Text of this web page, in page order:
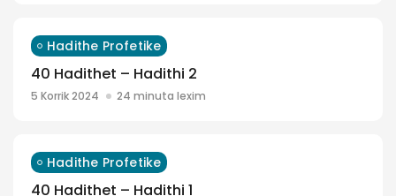
Hadithe Profetike
40 Hadithet – Hadithi 2
5 Korrik 2024 24 minuta lexim
Hadithe Profetike
40 Hadithet – Hadithi 1